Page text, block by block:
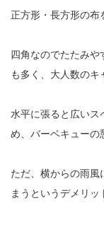
正方形・長方形の布
四角なのでたたみ
も多く、大人数のキ
水平に張ると広いス
め、バーベキューの
ただ、横からの雨風
まうというデメリッ